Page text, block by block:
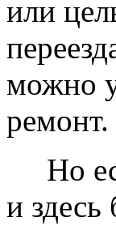
или
можно
ремонт.
Но
и здесь